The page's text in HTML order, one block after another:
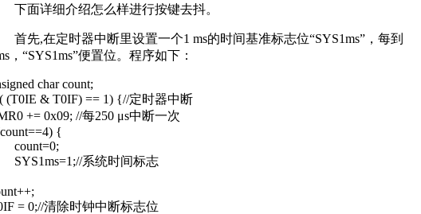
面详细介绍怎么样进行按键去抖。
先,在定时器中断里设置一个1 ms的时间基准标志位“SYS1ms”，每到
，“SYS1ms”便置位。程序如下：
char count;
(T0IE & T0IF) == 1) {//定时器中断
+= 0x09; //每250 μs中断一次
{
系统时间标志
= 0;//清除时钟中断标志位